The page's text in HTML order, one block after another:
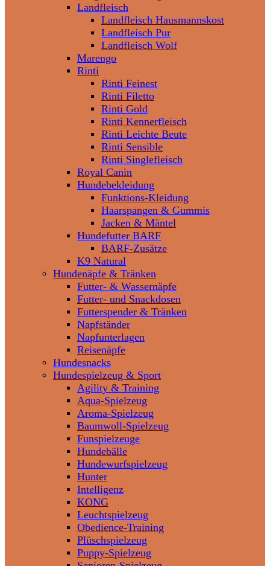
Landfleisch
Landfleisch Hausmannskost
Landfleisch Pur
Landfleisch Wolf
Marengo
Rinti
Rinti Feinest
Rinti Filetto
Rinti Gold
Rinti Kennerfleisch
Rinti Leichte Beute
Rinti Sensible
Rinti Singlefleisch
Royal Canin
Hundebekleidung
Funktions-Kleidung
Haarspangen & Gummis
Jacken & Mäntel
Hundefutter BARF
BARF-Zusätze
K9 Natural
Hundenäpfe & Tränken
Futter- & Wassernäpfe
Futter- und Snackdosen
Futterspender & Tränken
Napfständer
Napfunterlagen
Reisenäpfe
Hundesnacks
Hundespielzeug & Sport
Agility & Training
Aqua-Spielzeug
Aroma-Spielzeug
Baumwoll-Spielzeug
Funspielzeuge
Hundebälle
Hundewurfspielzeug
Hunter
Intelligenz
KONG
Leuchtspielzeug
Obedience-Training
Plüschspielzeug
Puppy-Spielzeug